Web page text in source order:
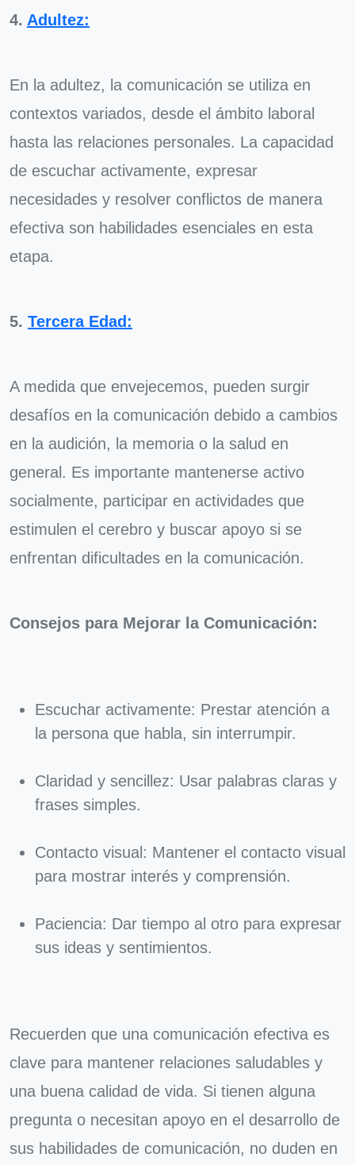
4. Adultez:
En la adultez, la comunicación se utiliza en
contextos variados, desde el ámbito laboral
hasta las relaciones personales. La capacidad
de escuchar activamente, expresar
necesidades y resolver conflictos de manera
efectiva son habilidades esenciales en esta
etapa.
5. Tercera Edad:
A medida que envejecemos, pueden surgir
desafíos en la comunicación debido a cambios
en la audición, la memoria o la salud en
general. Es importante mantenerse activo
socialmente, participar en actividades que
estimulen el cerebro y buscar apoyo si se
enfrentan dificultades en la comunicación.
Consejos para Mejorar la Comunicación:
Escuchar activamente: Prestar atención a
la persona que habla, sin interrumpir.
Claridad y sencillez: Usar palabras claras y
frases simples.
Contacto visual: Mantener el contacto visual
para mostrar interés y comprensión.
Paciencia: Dar tiempo al otro para expresar
sus ideas y sentimientos.
Recuerden que una comunicación efectiva es
clave para mantener relaciones saludables y
una buena calidad de vida. Si tienen alguna
pregunta o necesitan apoyo en el desarrollo de
sus habilidades de comunicación, no duden en